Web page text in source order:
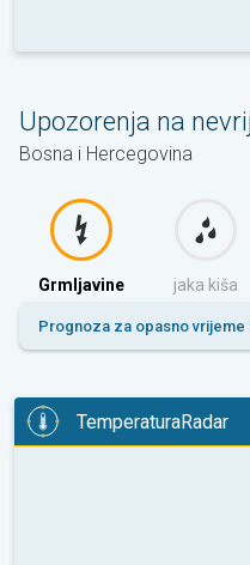
Upozorenja na
Bosna i Hercegovina
Grmljavine jaka kiša
Prognoza za opasno vrijeme
TemperaturaRadar